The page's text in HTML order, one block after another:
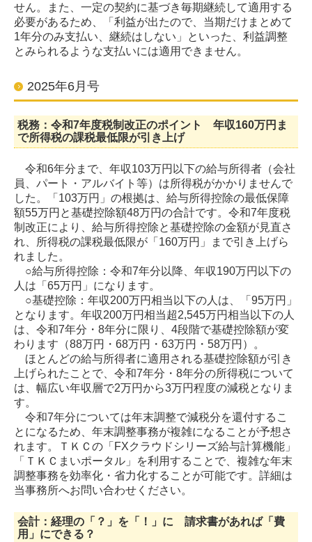
せん。また、一定の契約に基づき毎期継続して適用する
必要があるため、「利益が出たので、当期だけまとめて
1年分のみ支払い、継続はしない」といった、利益調整
とみられるような支払いには適用できません。
2025年6月号
税務：令和7年度税制改正のポイント 年収160万円ま
で所得税の課税最低限が引き上げ
令和6年分まで、年収103万円以下の給与所得者（会社
員、パート・アルバイト等）は所得税がかかりませんで
した。「103万円」の根拠は、給与所得控除の最低保障
額55万円と基礎控除額48万円の合計です。令和7年度税
制改正により、給与所得控除と基礎控除の金額が見直さ
れ、所得税の課税最低限が「160万円」まで引き上げら
れました。
○給与所得控除：令和7年分以降、年収190万円以下の
人は「65万円」になります。
○基礎控除：年収200万円相当以下の人は、「95万円」
となります。年収200万円相当超2,545万円相当以下の人
は、令和7年分・8年分に限り、4段階で基礎控除額が変
わります（88万円・68万円・63万円・58万円）。
ほとんどの給与所得者に適用される基礎控除額が引き
上げられたことで、令和7年分・8年分の所得税について
は、幅広い年収層で2万円から3万円程度の減税となりま
す。
令和7年分については年末調整で減税分を還付するこ
とになるため、年末調整事務が複雑になることが予想さ
れます。ＴＫＣの「FXクラウドシリーズ給与計算機能」
「ＴＫＣまいポータル」を利用することで、複雑な年末
調整事務を効率化・省力化することが可能です。詳細は
当事務所へお問い合わせください。
会計：経理の「？」を「！」に 請求書があれば「費
用」にできる？